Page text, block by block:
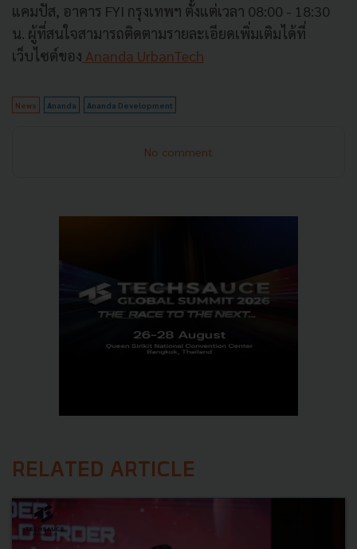
แคมปัส, อาคาร FYI กรุงเทพฯ ตั้งแต่เวลา 08:00 - 18:30
น. ผู้ที่สนใจสามารถติดตามรายละเอียดเพิ่มเติมได้ที่
เว็บไซต์ของ Ananda UrbanTech
News Ananda Ananda Development
No comment
RELATED ARTICLE